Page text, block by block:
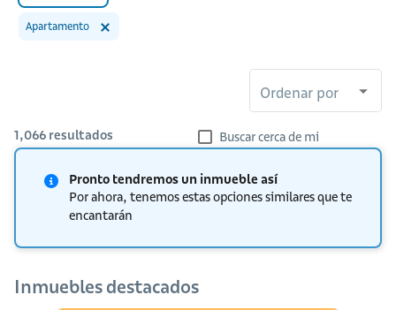
Apartamento
Ordenar por
1,066 resultados Buscar cerca de mi
Pronto tendremos un inmueble así
Por ahora, tenemos estas opciones similares que te
encantarán
Inmuebles destacados